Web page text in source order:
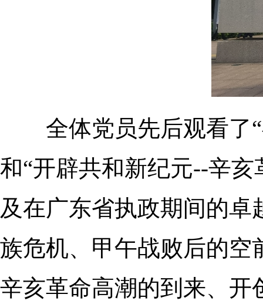
全体党员先后观看了“
和“开辟共和新纪元--辛亥
及在广东省执政期间的卓
族危机、甲午战败后的空
辛亥革命高潮的到来、开